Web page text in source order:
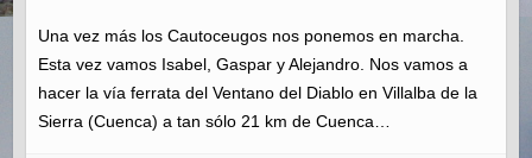
Una vez más los Cautoceugos nos ponemos en marcha.
Esta vez vamos Isabel, Gaspar y Alejandro. Nos vamos a
hacer la vía ferrata del Ventano del Diablo en Villalba de la
Sierra (Cuenca) a tan sólo 21 km de Cuenca…